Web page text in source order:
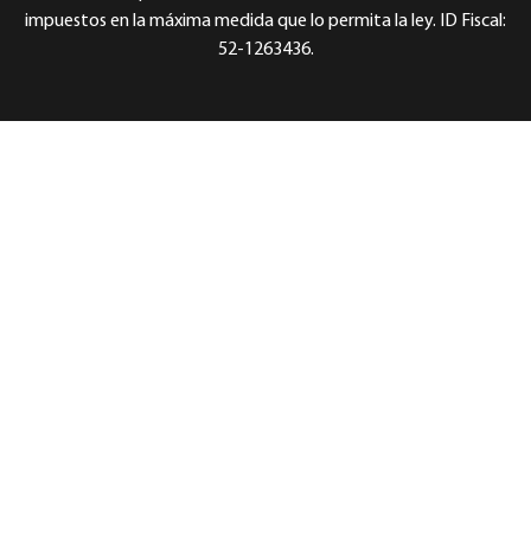
impuestos en la máxima medida que lo permita la ley. ID Fiscal:
52-1263436.